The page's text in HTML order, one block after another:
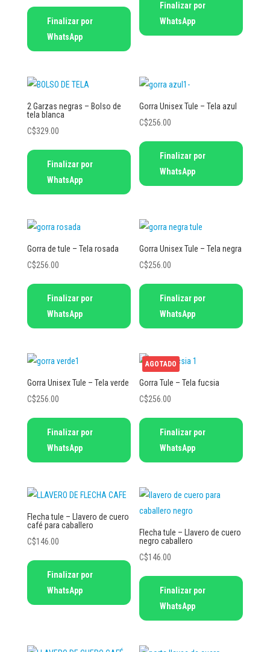
Finalizar por
WhatsApp
Finalizar por
WhatsApp
2 Garzas negras – Bolso de
tela blanca
C$329.00
Finalizar por
WhatsApp
Gorra Unisex Tule – Tela azul
C$256.00
Finalizar por
WhatsApp
Gorra de tule – Tela rosada
C$256.00
Finalizar por
WhatsApp
Gorra Unisex Tule – Tela negra
C$256.00
Finalizar por
WhatsApp
Gorra Unisex Tule – Tela verde
C$256.00
Finalizar por
WhatsApp
AGOTADO
Gorra Tule – Tela fucsia
C$256.00
Finalizar por
WhatsApp
Flecha tule – Llavero de cuero
café para caballero
C$146.00
Finalizar por
WhatsApp
Flecha tule – Llavero de cuero
negro caballero
C$146.00
Finalizar por
WhatsApp